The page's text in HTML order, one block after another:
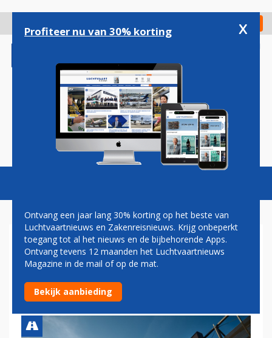
gaan
Check in
Magazine Podcasts Vacatures
'MILIEUSTUDIE: SCHIPHOL
SCHIET TEKORT VOOR
OMWONENDEN'
Profiteer nu van 30% korting x
Ontvang een jaar lang 30% korting op het beste van
Luchtvaartnieuws en Zakenreisnieuws. Krijg onbeperkt
toegang tot al het nieuws en de bijbehorende Apps.
Ontvang tevens 12 maanden het Luchtvaartnieuws
Magazine in de mail of op de mat.
Bekijk aanbieding